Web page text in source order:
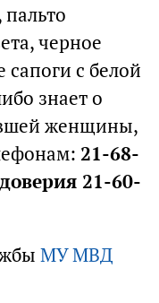
черное
с белой
знает о
женщины,
21-68-
21-60-
МУ МВД